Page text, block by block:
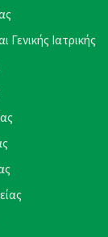
Γενικής Ιατρικής